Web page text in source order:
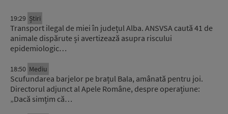
19:29 Știri
Transport ilegal de miei în județul Alba. ANSVSA caută 41 de
animale dispărute și avertizează asupra riscului
epidemiologic…
18:50 Mediu
Scufundarea barjelor pe brațul Bala, amânată pentru joi.
Directorul adjunct al Apele Române, despre operațiune:
„Dacă simțim că…